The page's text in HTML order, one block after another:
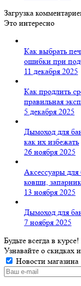
Загрузка
Это интересно
Как выбрать
ошибки при
11 декабря 2025
Как продлить
правильная
5 декабря 2025
Дымоход для
как их избежать
26 ноября 2025
Аксессуары
ковши,
13 ноября 2025
Дымоход для
7 ноября 2025
Будьте всегда в курсе!
Узнавайте о скидках
Новости магазина